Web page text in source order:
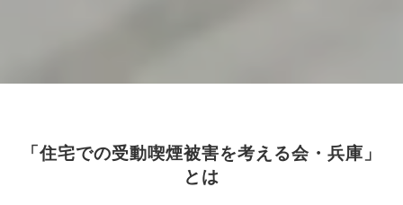
「住宅での受動喫煙被害を考える会・兵庫」
とは